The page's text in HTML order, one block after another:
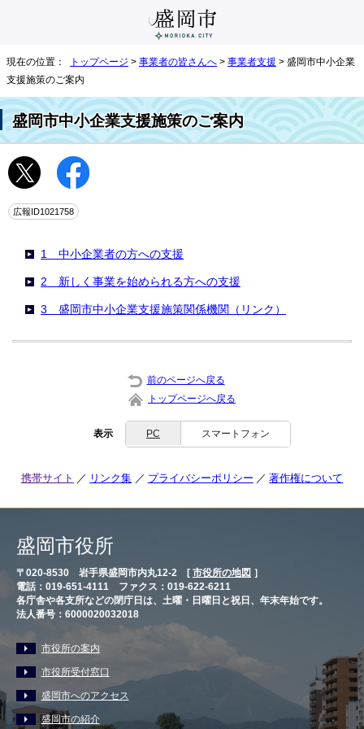
現在の位置： トップページ > 事業者の皆さんへ > 事業者支援 > 盛岡市中小企業
支援施策のご案内
盛岡市中小企業支援施策のご案内
広報ID1021758
1 中小企業者の方への支援
2 新しく事業を始められる方への支援
3 盛岡市中小企業支援施策関係機関（リンク）
前のページへ戻る
トップページへ戻る
表示 PC スマートフォン
携帯サイト リンク集 プライバシーポリシー 著作権について
盛岡市役所
〒020-8530 岩手県盛岡市内丸12-2 [ 市役所の地図 ］
電話：019-651-4111 ファクス：019-622-6211
各庁舎や各支所などの閉庁日は、土曜・日曜日と祝日、年末年始です。
法人番号：6000020032018
市役所の案内
市役所受付窓口
盛岡市へのアクセス
盛岡市の紹介